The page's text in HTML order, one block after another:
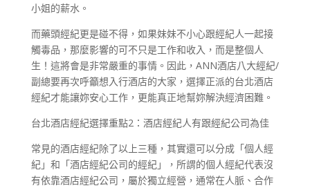
小姐的薪水。
而藥頭經紀更是碰不得，如果妹妹不小心跟經紀人一起接
觸毒品，那麼影響的可不只是工作和收入，而是整個人
生！這將會是非常嚴重的事情。因此，ANN酒店八大經紀/
副總要再次呼籲想入行酒店的大家，選擇正派的台北酒店
經紀才能讓妳安心工作，更能真正地幫妳解決經濟困難。
台北酒店經紀選擇重點2：酒店經紀人有跟經紀公司為佳
常見的酒店經紀除了以上三種，其實還可以分成「個人經
紀」和「酒店經紀公司的經紀」，所謂的個人經紀代表沒
有依靠酒店經紀公司，屬於獨立經營，通常在人脈、合作